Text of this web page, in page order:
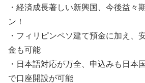
・経済成長著しい新興国、今後益々
ン！
・フィリピンペソ建て預金に加え、
金も可能
・日本語対応が万全、申込みも日本
で口座開設が可能